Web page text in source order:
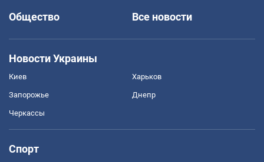
Общество
Все новости
Новости Украины
Киев Харьков
Запорожье Днепр
Черкассы
Спорт